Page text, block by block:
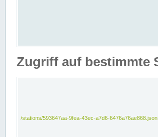
Zugriff auf bestimmte
/stations/593647aa-9fea-43ec-a7d6-6476a76ae868.json